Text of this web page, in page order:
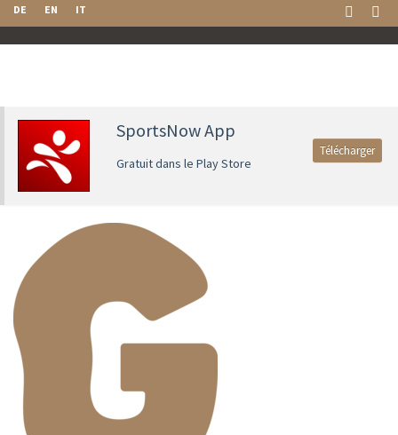
DE EN IT
SportsNow App
Gratuit dans le Play Store
Télécharger